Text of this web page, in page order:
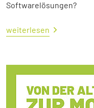
Softwarelösungen?
weiterlesen